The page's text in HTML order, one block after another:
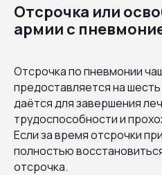
Отсрочка или
армии с
Отсрочка по пневмонии
предоставляется на
даётся для завершения
трудоспособности и
Если за время отсрочки
полностью
отсрочка.